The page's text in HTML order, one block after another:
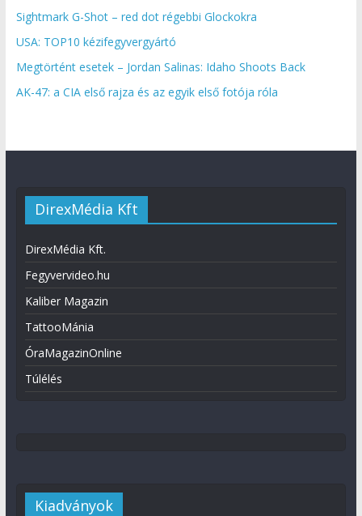
Sightmark G-Shot – red dot régebbi Glockokra
USA: TOP10 kézifegyvergyártó
Megtörtént esetek – Jordan Salinas: Idaho Shoots Back
AK-47: a CIA első rajza és az egyik első fotója róla
DirexMédia Kft
DirexMédia Kft.
Fegyvervideo.hu
Kaliber Magazin
TattooMánia
ÓraMagazinOnline
Túlélés
Kiadványok